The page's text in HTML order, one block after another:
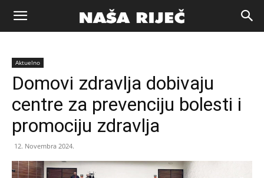
Naša
riječ
Aktuelno
Domovi zdravlja dobivaju
centre za prevenciju bolesti i
promociju zdravlja
12. Novembra 2024.